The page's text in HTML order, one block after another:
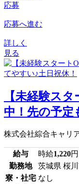
応募
応募へ進む
詳しく
見る
【未経験ス
中！先の予定
株式会社綜合キャリ
給与 時給1,220
勤務地
茨城県 桜
寮・社宅 なし